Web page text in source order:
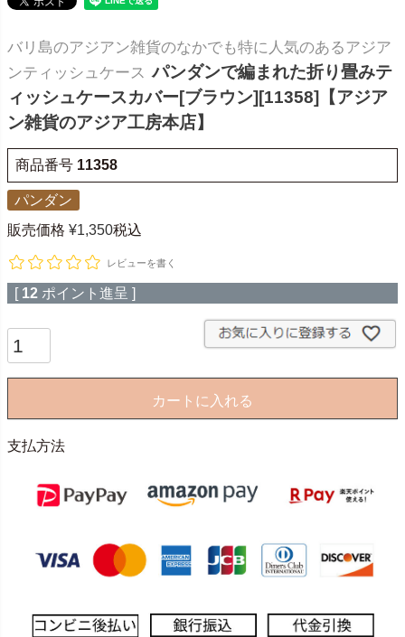
バリ島のアジアン雑貨のなかでも特に人気のあるアジア
ンティッシュケース パンダンで編まれた折り畳みテ
ィッシュケースカバー[ブラウン][11358]【アジア
ン雑貨のアジア工房本店】
商品番号 11358
パンダン
販売価格 ¥1,350税込
レビューを書く
[ 12 ポイント進呈 ]
カートに入れる
支払方法